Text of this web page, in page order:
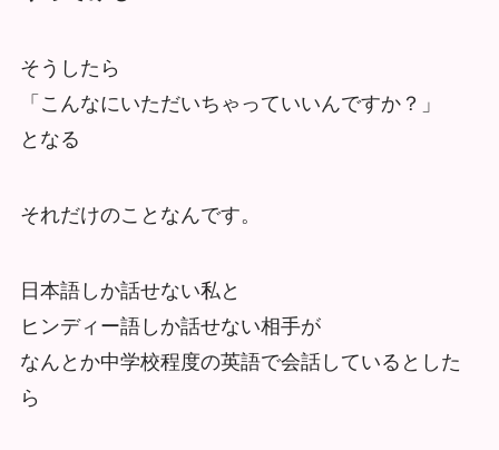
そうしたら
「こんなにいただいちゃっていいんですか？」
となる
それだけのことなんです。
日本語しか話せない私と
ヒンディー語しか話せない相手が
なんとか中学校程度の英語で会話しているとした
ら